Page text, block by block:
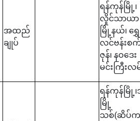
အထည်
ချုပ်
ရန်ကုန်မြို့၊
လှိုင်သာယာ
မြို့နယ်၊ ရွှေ
လင်ဗန်းစ
ဇုန်၊ နဝဒေး
မင်းကြီးလ
ရန်ကုန်မြို့၊
မြို့
သစ်(ဆိပ်က